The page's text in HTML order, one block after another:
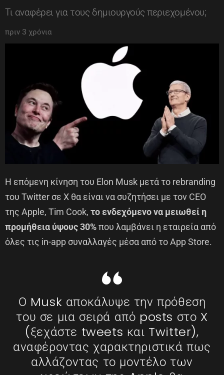
Τι αναφέρει για τους δημιουργούς περιεχομένου;
πριν 3 χρόνια
Η επόμενη κίνηση του Elon Musk μετά το rebranding
του Twitter σε X θα είναι να συζητήσει με τον CEO
της Apple, Tim Cook, το ενδεχόμενο να μειωθεί η
προμήθεια ύψους 30%που λαμβάνει η εταιρεία από
όλες τις in-app συναλλαγές μέσα από το App Store.
Ο Musk αποκάλυψε την πρόθεση
του σε μια σειρά από posts στο X
(ξεχάστε tweets και Twitter),
αναφέροντας χαρακτηριστικά πως
αλλάζοντας το μοντέλο των